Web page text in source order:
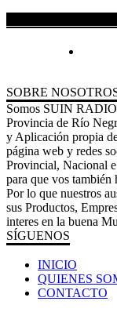
SOBRE
Somos SUIN
Provincia de Río
y Aplicación propia
página web y redes
Provincial, Nacional
para que vos también
Por lo que nuestros
sus Productos,
interes en la buena
SÍGUENOS
INICIO
QUIENES
CONTACTO